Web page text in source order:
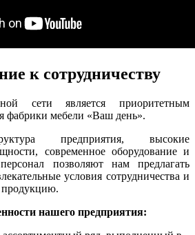
к сотрудничеству
сети является приоритетным
фабрики мебели «Ваш день».
предприятия, высокие
современное оборудование и
позволяют нам предлагать
условия сотрудничества и
продукцию.
нашего предприятия: